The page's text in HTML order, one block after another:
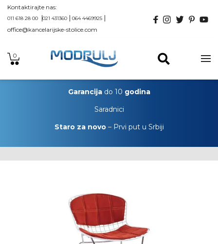
Kontaktirajte nas:
011 618 28 00 021 431360 064 4469925
office@kancelarijske-stolice.com
0
Garancijado 10 godina
Saradnici
Staro za novo– Prvi put u Srbiji